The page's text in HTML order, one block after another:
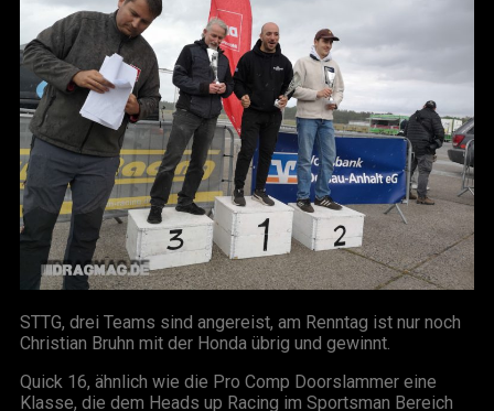
STTG, drei Teams sind angereist, am Renntag ist nur noch
Christian Bruhn mit der Honda übrig und gewinnt.
Quick 16, ähnlich wie die Pro Comp Doorslammer eine
Klasse, die dem Heads up Racing im Sportsman Bereich